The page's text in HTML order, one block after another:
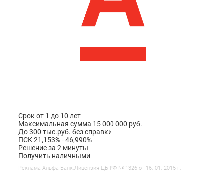
Срок от 1 до 10 лет
Максимальная сумма 15 000 000 руб.
До 300 тыс.руб. без справки
ПСК 21,153% - 46,990%
Решение за 2 минуты
Получить наличными
Реклама Альфа-Банк.Лицензия ЦБ РФ № 1326 от 16. 01. 2015 г.